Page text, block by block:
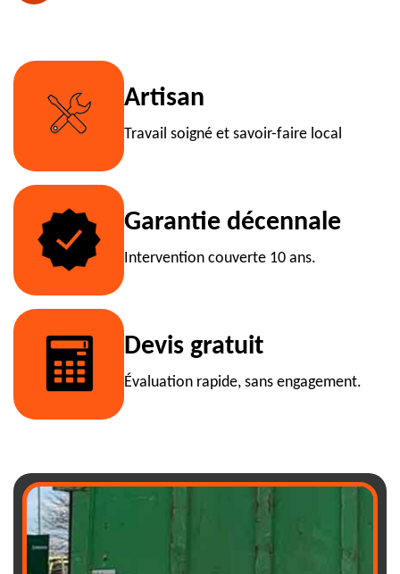
Artisan
Travail soigné et savoir-faire local
Garantie décennale
Intervention couverte 10 ans.
Devis gratuit
Évaluation rapide, sans engagement.